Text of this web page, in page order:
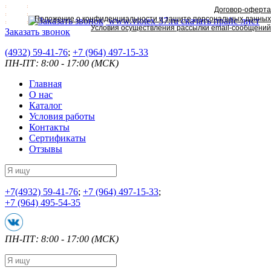
www.viotex-37.ruскачать прайс-лист
Заказать звонок
(4932) 59-41-76; +7 (964) 497-15-33
ПН-ПТ: 8:00 - 17:00 (МСК)
Главная
О нас
Каталог
Условия работы
Контакты
Сертификаты
Отзывы
+7(4932) 59-41-76; +7 (964) 497-15-33;
+7 (964) 495-54-35
ПН-ПТ: 8:00 - 17:00 (МСК)
Договор-оферта
Положение о конфиденциальности и защите персональных данных
Условия осуществления рассылки email-сообщений